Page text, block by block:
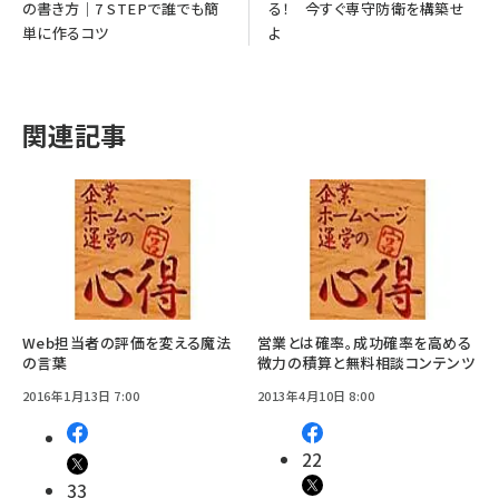
の書き方｜7 STEPで誰でも簡
単に作るコツ
る！ 今すぐ専守防衛を構築せ
よ
関連記事
Web担当者の評価を変える魔法
の言葉
2016年1月13日 7:00
33
営業とは確率。成功確率を高める
微力の積算と無料相談コンテンツ
2013年4月10日 8:00
22